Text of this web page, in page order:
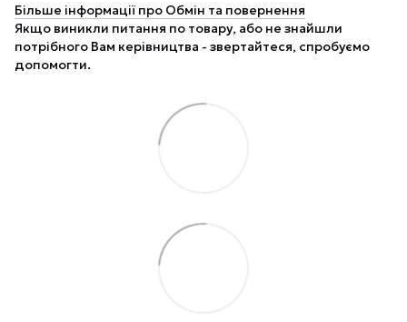
Більше інформації про Обмін та повернення
Якщо виникли питання по товару, або не знайшли
потрібного Вам керівництва - звертайтеся, спробуємо
допомогти.